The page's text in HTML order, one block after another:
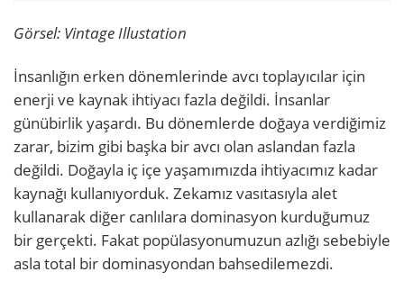
Görsel: Vintage Illustation
İnsanlığın erken dönemlerinde avcı toplayıcılar için
enerji ve kaynak ihtiyacı fazla değildi. İnsanlar
günübirlik yaşardı. Bu dönemlerde doğaya verdiğimiz
zarar, bizim gibi başka bir avcı olan aslandan fazla
değildi. Doğayla iç içe yaşamımızda ihtiyacımız kadar
kaynağı kullanıyorduk. Zekamız vasıtasıyla alet
kullanarak diğer canlılara dominasyon kurduğumuz
bir gerçekti. Fakat popülasyonumuzun azlığı sebebiyle
asla total bir dominasyondan bahsedilemezdi.